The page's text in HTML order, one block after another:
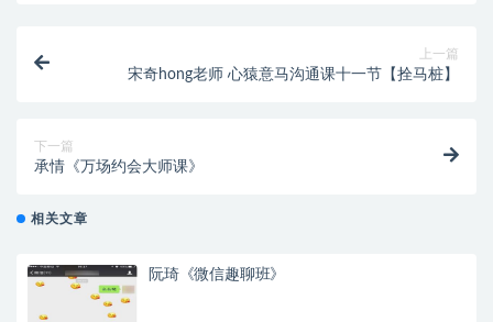
上一篇
宋奇hong老师 心猿意马沟通课十一节【拴马桩】
下一篇
承情《万场约会大师课》
相关文章
阮琦《微信趣聊班》